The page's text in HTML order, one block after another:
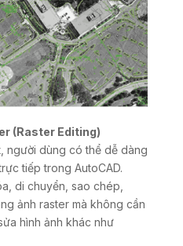
(Raster Editing)
người dùng có thể dễ dàng
tiếp trong AutoCAD.
di chuyển, sao chép,
ảnh raster mà không cần
hình ảnh khác như